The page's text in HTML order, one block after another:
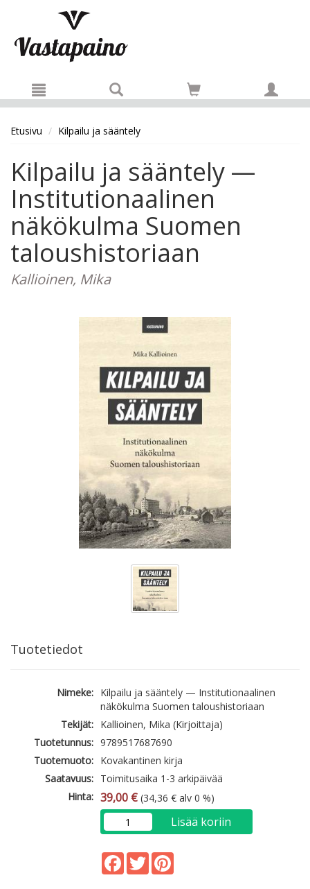
Etusivu Kilpailu ja sääntely
Kilpailu ja sääntely —
Institutionaalinen
näkökulma Suomen
taloushistoriaan
Kallioinen, Mika
Tuotetiedot
Nimeke: Kilpailu ja sääntely — Institutionaalinen
näkökulma Suomen taloushistoriaan
Tekijät: Kallioinen, Mika (Kirjoittaja)
Tuotetunnus: 9789517687690
Tuotemuoto: Kovakantinen kirja
Saatavuus: Toimitusaika 1-3 arkipäivää
Hinta: 39,00 € (34,36 € alv 0 %)
Lisää koriin
Facebook
Twitter